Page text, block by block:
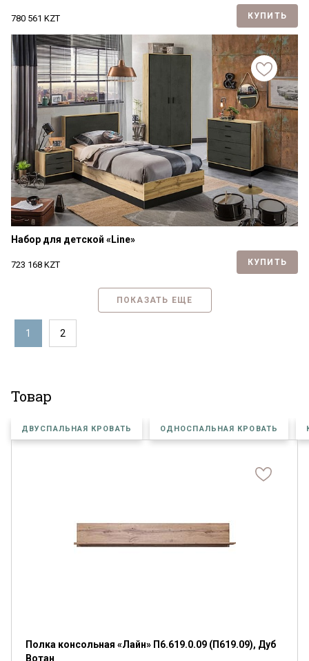
780 561 KZT КУПИТЬ
Набор для детской «Line»
723 168 KZT КУПИТЬ
ПОКАЗАТЬ ЕЩЕ
1 2
Товар
ДВУСПАЛЬНАЯ КРОВАТЬ ОДНОСПАЛЬНАЯ КРОВАТЬ
Полка консольная «Лайн» П6.619.0.09 (П619.09), Дуб
Вотан